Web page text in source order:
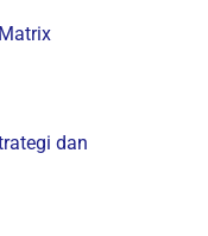
dan